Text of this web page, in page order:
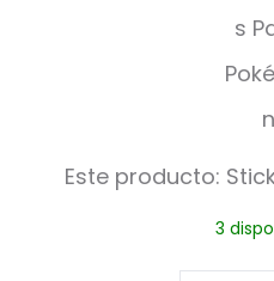
i
c
Este producto:
3